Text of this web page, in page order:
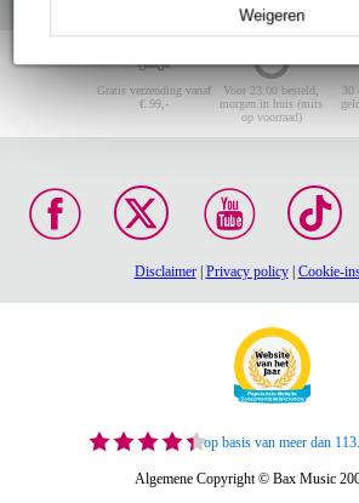
Weigeren
Gratis verzending vanaf
€ 99,-
Voor 23:00 besteld,
morgen in huis (mits
op voorraad)
30
Disclaimer| Privacy policy| Cookie-
op basis van meer dan
Algemene Copyright © Bax Music